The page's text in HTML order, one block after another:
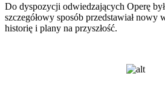
Do dyspozycji odwiedzających Operę
szczegółowy sposób przedstawiał nowy
historię i plany na przyszłość.